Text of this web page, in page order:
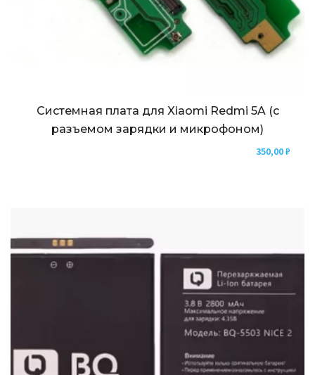
Системная плата для Xiaomi Redmi 5A (с
разъемом зарядки и микрофоном)
350,00₽